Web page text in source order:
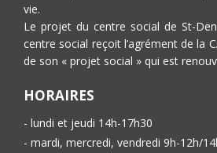
vie.
Le projet du centre social de St-
centre social reçoit l’agrément de la
de son « projet social » qui est
HORAIRES
- lundi et jeudi 14h-17h30
- mardi, mercredi, vendredi 9h-12h/